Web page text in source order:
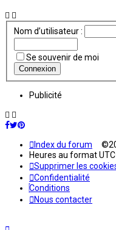
Nom d’utilisateur :
Se souvenir de moi
Publicité
Index du forum
Heures au format
Supprimer les
Confidentialité
Conditions
Nous contacter